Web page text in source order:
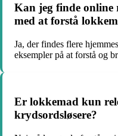
Kan jeg finde online
med at forstå
Ja, der findes flere
eksempler på at forstå og
Er lokkemad kun
krydsordsløsere?